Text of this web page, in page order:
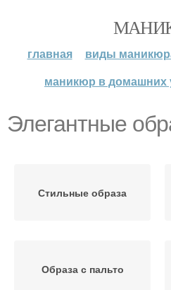
главная виды
маникюр в домашних
Элегантные
Стильные образа
Образа с пальто